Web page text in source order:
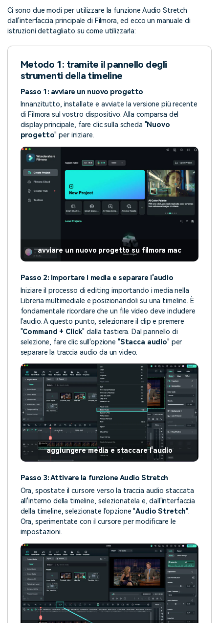
Ci sono due modi per utilizzare la funzione Audio Stretch
dall'interfaccia principale di Filmora, ed ecco un manuale di
istruzioni dettagliato su come utilizzarla:
Metodo 1: tramite il pannello degli
strumenti della timeline
Passo 1: avviare un nuovo progetto
Innanzitutto, installate e avviate la versione più recente
di Filmora sul vostro dispositivo. Alla comparsa del
display principale, fare clic sulla scheda "Nuovo
progetto" per iniziare.
avviare un nuovo progetto su filmora mac
Passo 2: Importare i media e separare l'audio
Iniziare il processo di editing importando i media nella
Libreria multimediale e posizionandoli su una timeline. È
fondamentale ricordare che un file video deve includere
l'audio. A questo punto, selezionare il clip e premere
"Command + Click" dalla tastiera. Dal pannello di
selezione, fare clic sull'opzione "Stacca audio" per
separare la traccia audio da un video.
aggiungere media e staccare l'audio
Passo 3: Attivare la funzione Audio Stretch
Ora, spostate il cursore verso la traccia audio staccata
all'interno della timeline, selezionatela e, dall'interfaccia
della timeline, selezionate l'opzione "Audio Stretch".
Ora, sperimentate con il cursore per modificare le
impostazioni.